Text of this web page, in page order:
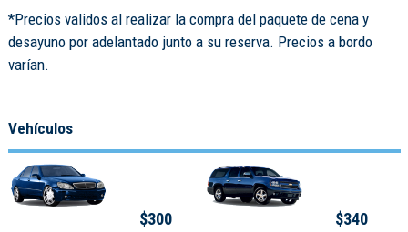
*Precios validos al realizar la compra del paquete de cena y
desayuno por adelantado junto a su reserva. Precios a bordo
varían.
Vehículos
$300 $340